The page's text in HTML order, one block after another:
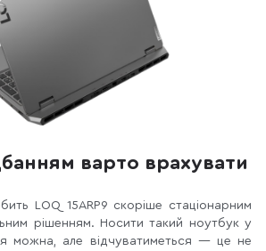
варто врахувати
LOQ 15ARP9 скоріше стаціонарним
рішенням. Носити такий ноутбук у
можна, але відчуватиметься — це не